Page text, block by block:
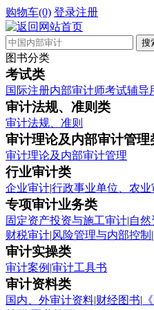
购物车(0) 登录注册
图书分类
考试类
国际注册内部审计师考试辅导
审计法规、准则类
审计法规、准则
审计理论及内部审计管理
审计理论及内部审计管理
行业审计类
企业审计|行政事业单位、农业
专项审计业务类
固定资产投资与施工审计|自
财税审计|风险管理与内部控制 |
审计实操类
审计案例 |审计工具书
审计资料类
国内、外审计资料|财经图书|